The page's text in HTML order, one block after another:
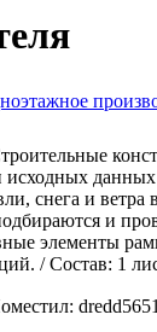
данных
снега и
и
элементы
/ Состав: 1